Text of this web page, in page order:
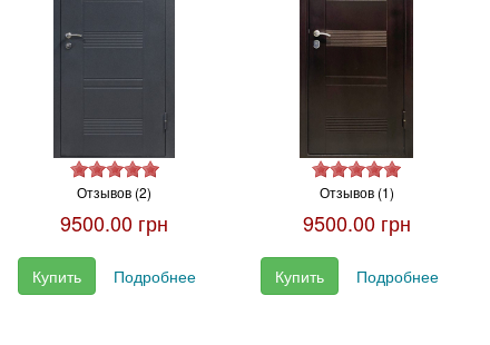
Отзывов (2)
9500.00 грн
Купить Подробнее
Отзывов (1)
9500.00 грн
Купить Подробнее